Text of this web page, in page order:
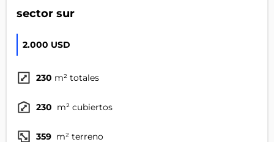
sector sur
2.000 USD
230 m² totales
230 m² cubiertos
359 m² terreno